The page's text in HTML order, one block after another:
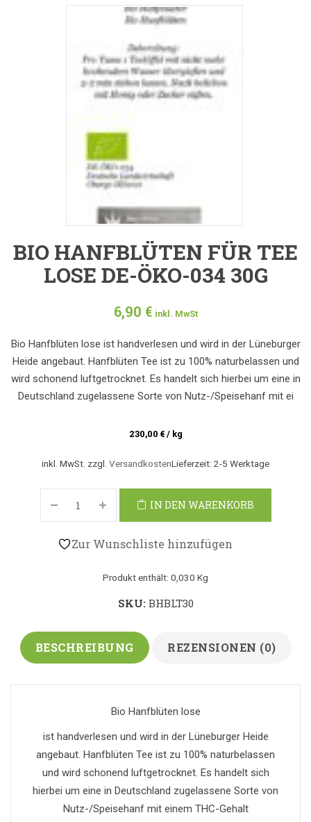
BIO HANFBLÜTEN FÜR TEE
LOSE DE-ÖKO-034 30G
6,90 € inkl. MwSt
Bio Hanfblüten lose ist handverlesen und wird in der Lüneburger
Heide angebaut. Hanfblüten Tee ist zu 100% naturbelassen und
wird schonend luftgetrocknet. Es handelt sich hierbei um eine in
Deutschland zugelassene Sorte von Nutz-/Speisehanf mit ei
230,00 €/ kg
inkl. MwSt. zzgl. VersandkostenLieferzeit: 2-5 Werktage
IN DEN WARENKORB
Zur Wunschliste hinzufügen
Produkt enthält: 0,030 Kg
SKU: BHBLT30
BESCHREIBUNG REZENSIONEN (0)
Bio Hanfblüten lose
ist handverlesen und wird in der Lüneburger Heide
angebaut. Hanfblüten Tee ist zu 100% naturbelassen
und wird schonend luftgetrocknet. Es handelt sich
hierbei um eine in Deutschland zugelassene Sorte von
Nutz-/Speisehanf mit einem THC-Gehalt